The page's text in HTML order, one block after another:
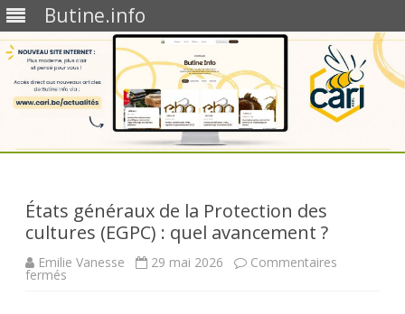
Butine.info
États généraux de la Protection des
cultures (EGPC) : quel avancement ?
Emilie Vanesse 29 mai 2026 Commentaires
fermés